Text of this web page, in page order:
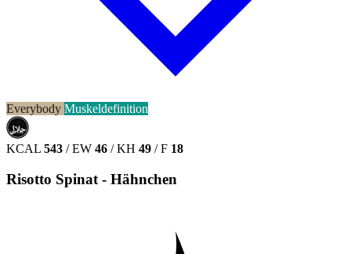
Everybody Muskeldefinition
حلال
HALAL
KCAL 543 / EW 46 / KH 49 / F 18
Risotto Spinat - Hähnchen